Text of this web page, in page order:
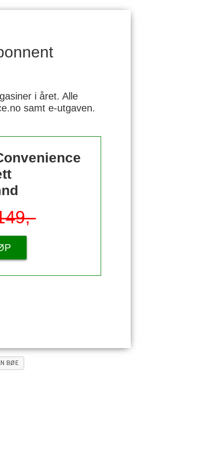
i året. Alle
samt e-utgaven.
BØE